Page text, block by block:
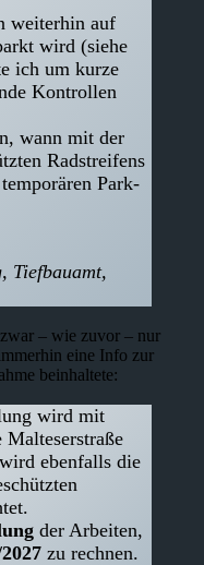
weiterhin auf
wird (siehe
ich um kurze
Kontrollen
wann mit der
Radstreifens
Park-
Tiefbauamt,
– wie zuvor – nur
eine Info zur
beinhaltete:
wird mit
Malteserstraße
ebenfalls die
der Arbeiten,
zu rechnen.